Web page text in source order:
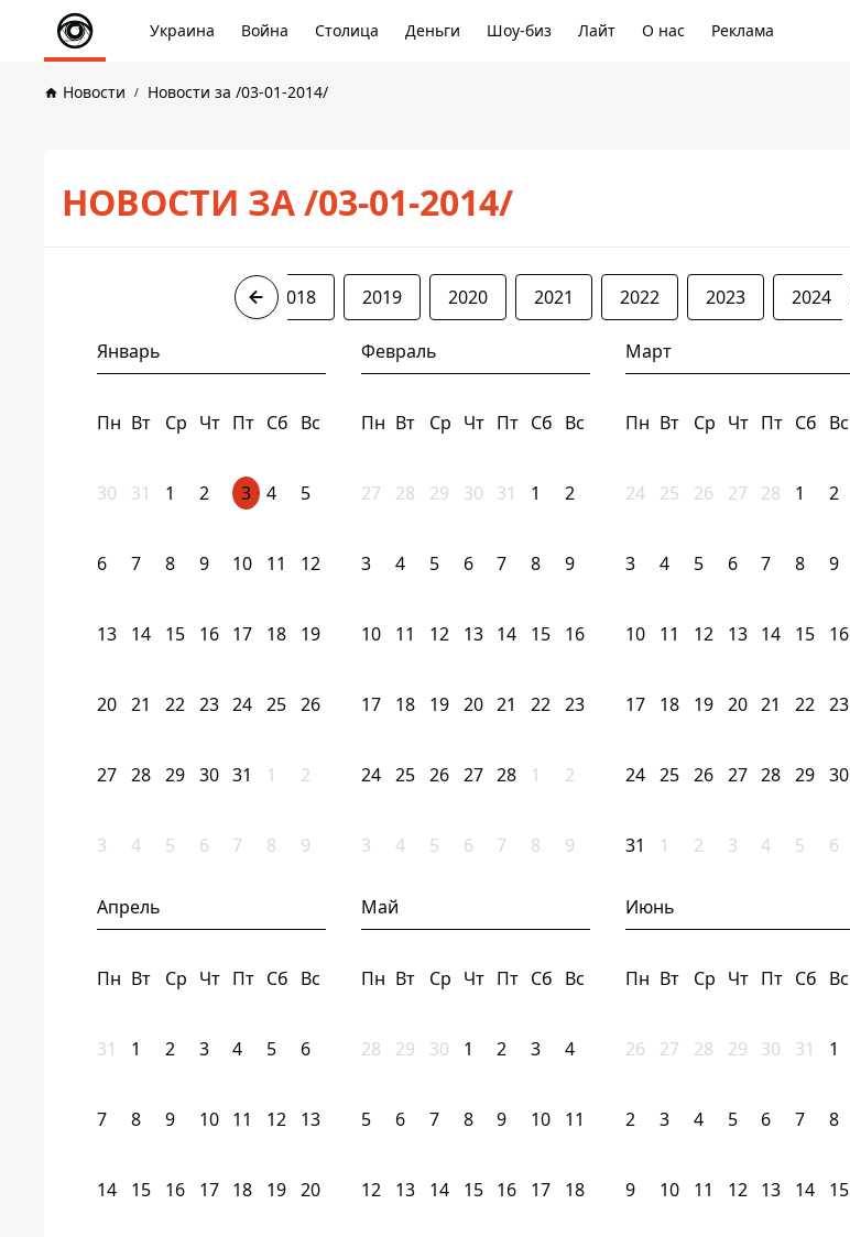
Украина Война Столица Деньги Шоу-биз Лайт О нас Реклама
Новости Новости за /03-01-2014/
НОВОСТИ ЗА /03-01-2014/
2018 2019 2020 2021 2022 2023 2024
Январь
Пн Вт Ср Чт Пт Сб Вс
30 31 1 2 3 4 5
6 7 8 9 10 11 12
13 14 15 16 17 18 19
20 21 22 23 24 25 26
27 28 29 30 31 1 2
3 4 5 6 7 8 9
Февраль
Пн Вт Ср Чт Пт Сб Вс
27 28 29 30 31 1 2
3 4 5 6 7 8 9
10 11 12 13 14 15 16
17 18 19 20 21 22 23
24 25 26 27 28 1 2
3 4 5 6 7 8 9
Март
Пн Вт Ср Чт Пт Сб Вс
24 25 26 27 28 1 2
3 4 5 6 7 8 9
10 11 12 13 14 15 16
17 18 19 20 21 22 23
24 25 26 27 28 29 30
31 1 2 3 4 5 6
Апрель
Пн Вт Ср Чт Пт Сб Вс
31 1 2 3 4 5 6
7 8 9 10 11 12 13
14 15 16 17 18 19 20
Май
Пн Вт Ср Чт Пт Сб Вс
28 29 30 1 2 3 4
5 6 7 8 9 10 11
12 13 14 15 16 17 18
Июнь
Пн Вт Ср Чт Пт Сб Вс
26 27 28 29 30 31 1
2 3 4 5 6 7 8
9 10 11 12 13 14 15